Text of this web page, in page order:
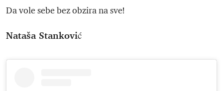
Da vole sebe bez obzira na sve!
Nataša Stanković